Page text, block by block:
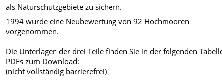
als Naturschutzgebiete zu sichern.
1994 wurde eine Neubewertung von 92 Hochmooren
vorgenommen.
Die Unterlagen der drei Teile finden Sie in der folgenden
PDFs zum Download:
(nicht vollständig barrierefrei)